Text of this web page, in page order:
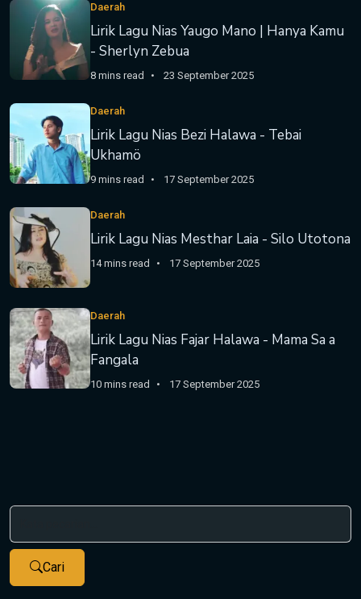
Daerah
Lirik Lagu Nias Yaugo Mano | Hanya Kamu
- Sherlyn Zebua
8 mins read 23 September 2025
Daerah
Lirik Lagu Nias Bezi Halawa - Tebai
Ukhamö
9 mins read 17 September 2025
Daerah
Lirik Lagu Nias Mesthar Laia - Silo Utotona
14 mins read 17 September 2025
Daerah
Lirik Lagu Nias Fajar Halawa - Mama Sa a
Fangala
10 mins read 17 September 2025
Cari